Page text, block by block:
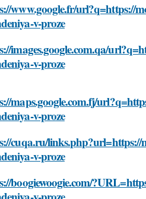
www.google.fr/url?q=https://
v-proze
images.google.com.qa/
v-proze
maps.google.com.fj/
v-proze
cuqa.ru/links.php?url=https://
v-proze
boogiewoogie.com/